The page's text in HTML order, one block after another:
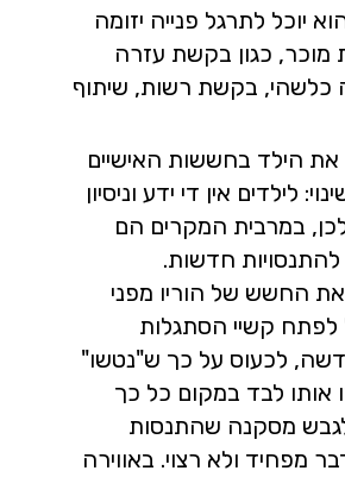
יוכל לתרגל פנייה יזומה
מוכר, כגון בקשת עזרה
כלשהי, בקשת רשות, שיתוף
את הילד בחששות האישיים
לילדים אין די ידע וניסיון
במרבית המקרים הם
להתנסויות חדשות.
החשש של הוריו מפני
לפתח קשיי הסתגלות
לכעוס על כך ש"נטשו"
אותו לבד במקום כל כך
מסקנה שהתנסות
מפחיד ולא רצוי. באווירה